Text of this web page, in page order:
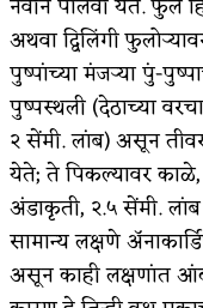
अथवा द्विलिंगी
पुष्पांच्या मंजऱ्या पुं-
पुष्पस्थली (देठाच्या
२ सेंमी. लांब) असून
येते; ते पिकल्यावर
अंडाकृती, २.५ सेंमी.
सामान्य लक्षणे
असून काही लक्षणांत